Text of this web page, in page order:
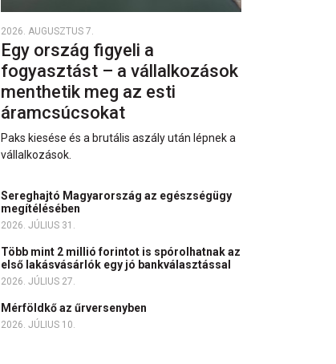
2026. AUGUSZTUS 7.
Egy ország figyeli a
fogyasztást – a vállalkozások
menthetik meg az esti
áramcsúcsokat
Paks kiesése és a brutális aszály után lépnek a
vállalkozások.
Sereghajtó Magyarország az egészségügy
megítélésében
2026. JÚLIUS 31.
Több mint 2 millió forintot is spórolhatnak az
első lakásvásárlók egy jó bankválasztással
2026. JÚLIUS 27.
Mérföldkő az űrversenyben
2026. JÚLIUS 10.